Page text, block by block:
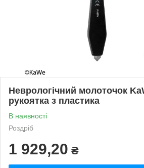
Неврологічний молоточок
рукоятка з пластика
В наявності
Роздріб
1 929,20 ₴